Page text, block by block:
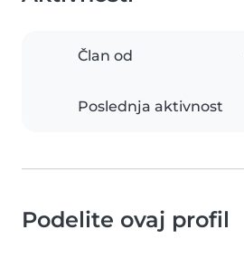
Član od
Poslednja aktivnost
Podelite ovaj profil